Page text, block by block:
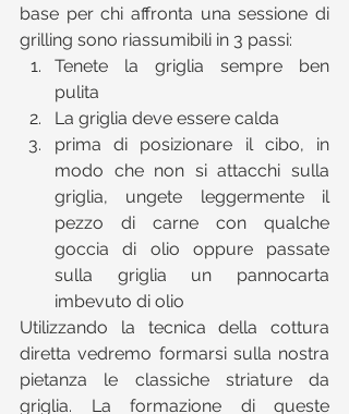
base per chi affronta una sessione di
grilling sono riassumibili in 3 passi:
Tenete la griglia sempre ben
pulita
La griglia deve essere calda
prima di posizionare il cibo, in
modo che non si attacchi sulla
griglia, ungete leggermente il
pezzo di carne con qualche
goccia di olio oppure passate
sulla griglia un pannocarta
imbevuto di olio
Utilizzando la tecnica della cottura
diretta vedremo formarsi sulla nostra
pietanza le classiche striature da
griglia. La formazione di queste